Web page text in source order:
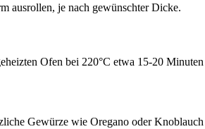
ausrollen, je nach gewünschter Dicke.
Ofen bei 220°C etwa 15-20
Gewürze wie Oregano oder